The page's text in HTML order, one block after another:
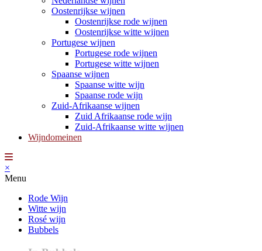
Oostenrijkse wijnen
Oostenrijkse rode wijnen
Oostenrijkse witte wijnen
Portugese wijnen
Portugese rode wijnen
Portugese witte wijnen
Spaanse wijnen
Spaanse witte wijn
Spaanse rode wijn
Zuid-Afrikaanse wijnen
Zuid Afrikaanse rode wijn
Zuid-Afrikaanse witte wijnen
Wijndomeinen
×
Menu
Rode Wijn
Witte wijn
Rosé wijn
Bubbels